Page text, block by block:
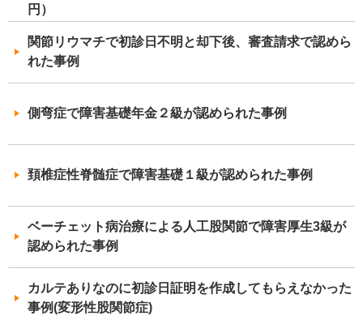
円）
関節リウマチで初診日不明と却下後、審査請求で認めら
れた事例
側弯症で障害基礎年金２級が認められた事例
頚椎症性脊髄症で障害基礎１級が認められた事例
ベーチェット病治療による人工股関節で障害厚生3級が
認められた事例
カルテありなのに初診日証明を作成してもらえなかった
事例(変形性股関節症)